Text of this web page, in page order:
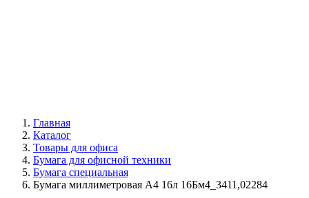
Главная
Каталог
Товары для офиса
Бумага для офисной техники
Бумага специальная
Бумага миллиметровая А4 16л 16Бм4_3411,02284